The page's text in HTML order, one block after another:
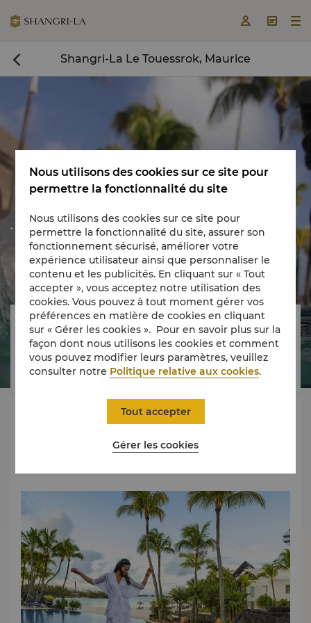
  
 Shangri-La Le Touessrok, Maurice
 
Réserver une chambre
maintenant

Chambres

Restauration

Expérience

Offres
À propos de
Nous utilisons des cookies sur ce site pour
permettre la fonctionnalité du site
Nous utilisons des cookies sur ce site pour
permettre la fonctionnalité du site, assurer son
fonctionnement sécurisé, améliorer votre
expérience utilisateur ainsi que personnaliser le
contenu et les publicités. En cliquant sur « Tout
accepter », vous acceptez notre utilisation des
cookies. Vous pouvez à tout moment gérer vos
préférences en matière de cookies en cliquant
sur « Gérer les cookies ». Pour en savoir plus sur la
façon dont nous utilisons les cookies et comment
vous pouvez modifier leurs paramètres, veuillez
consulter notre Politique relative aux cookies.
Gérer les cookies
Tout accepter